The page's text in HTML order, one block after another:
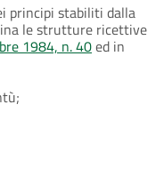
principi stabiliti dalla
le strutture ricettive
1984, n. 40ed in